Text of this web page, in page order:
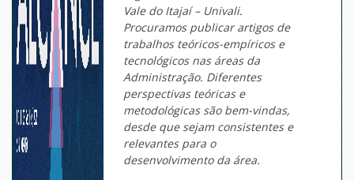
Vale do Itajaí – Univali.
Procuramos publicar artigos de
trabalhos teóricos-empíricos e
tecnológicos nas áreas da
Administração. Diferentes
perspectivas teóricas e
metodológicas são bem-vindas,
desde que sejam consistentes e
relevantes para o
desenvolvimento da área.